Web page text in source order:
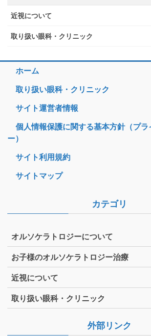
近視について
取り扱い眼科・クリニック
ホーム
取り扱い眼科・クリニック
サイト運営者情報
個人情報保護に関する基本方針（プ
ー）
サイト利用規約
サイトマップ
カテゴリ
オルソケラトロジーについて
お子様のオルソケラトロジー治療
近視について
取り扱い眼科・クリニック
外部リンク